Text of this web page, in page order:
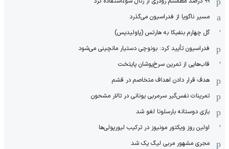
مسیر ناگویا از فدراسیون می‌گذرد
گل چهارم بنفیکا به هارتس (پاولیدیس)
فدراسیون تأیید کرد: بونوچی دستیار مانچینی می‌شود
قاب‌هایی از تمرین سرخ‌پوشان پایتخت
هدف قرار دادن اهداف متخاصم در قشم
‏تمرینات نفس‌گیر سرمربی یونانی در تالار مشحون
بازی دوستانه بارسلونا لغو شد
اولین روز ویکتور مونیوز در ترکیب لیورپولی‌ها
مجری مشهور مربی لیگ یک شد